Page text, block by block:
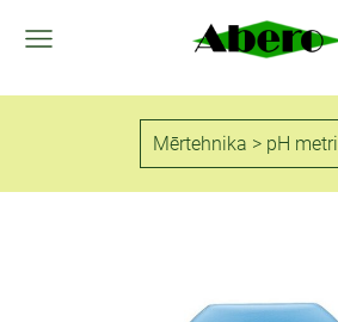
Mērtehnika > pH metri